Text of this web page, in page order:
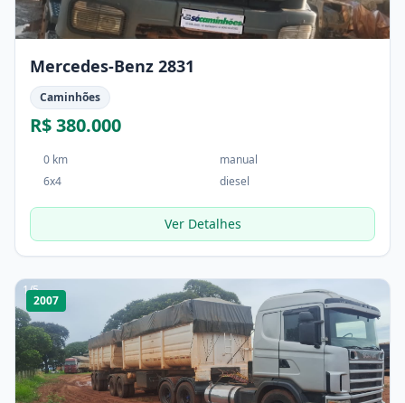
Mercedes-Benz 2831
Caminhões
R$ 380.000
0 km
manual
6x4
diesel
Ver Detalhes
1/5
2007